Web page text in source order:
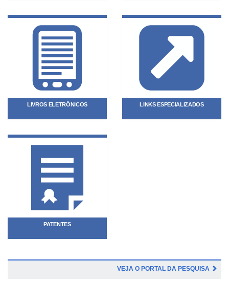
LIVROS ELETRÔNICOS LINKS ESPECIALIZADOS
PATENTES
VEJA O PORTAL DA PESQUISA